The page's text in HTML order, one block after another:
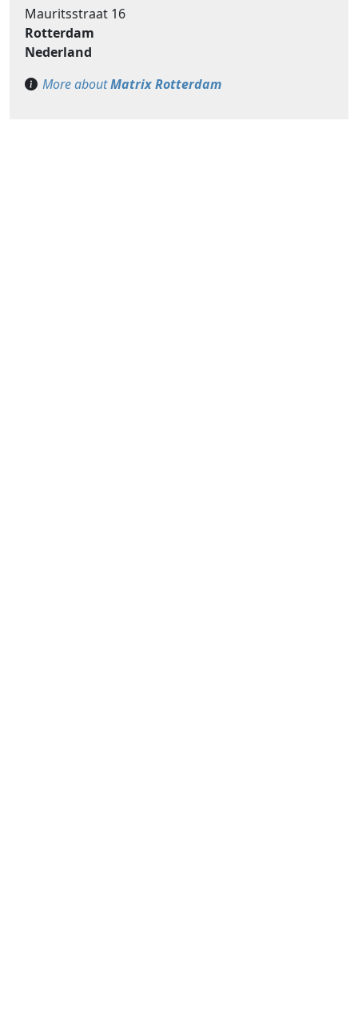
Mauritsstraat 16
Rotterdam
Nederland
More aboutMatrix Rotterdam